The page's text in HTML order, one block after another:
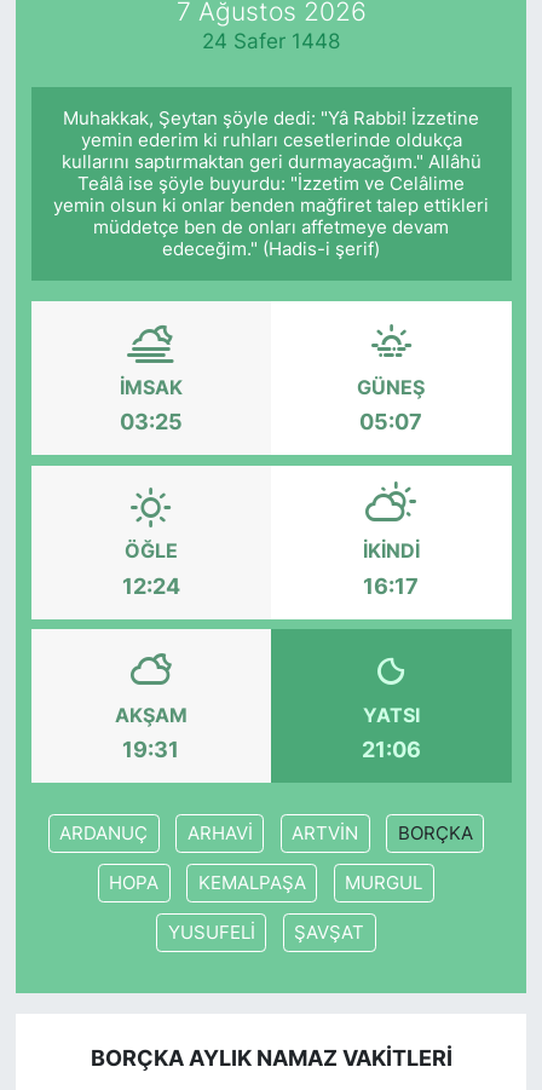
7 Ağustos 2026
24 Safer 1448
Muhakkak, Şeytan şöyle dedi: "Yâ Rabbi! İzzetine
yemin ederim ki ruhları cesetlerinde oldukça
kullarını saptırmaktan geri durmayacağım." Allâhü
Teâlâ ise şöyle buyurdu: "İzzetim ve Celâlime
yemin olsun ki onlar benden mağfiret talep ettikleri
müddetçe ben de onları affetmeye devam
edeceğim." (Hadis-i şerif)
İMSAK
03:25
GÜNEŞ
05:07
ÖĞLE
12:24
İKINDI
16:17
AKŞAM
19:31
YATSI
21:06
ARDANUÇ ARHAVİ ARTVİN BORÇKA
HOPA KEMALPAŞA MURGUL
YUSUFELİ ŞAVŞAT
BORÇKA AYLIK NAMAZ VAKITLERI
KÖŞE YAZILARI
KÖŞE YAZILARI (Arşiv)
KÜLTÜR SANAT
MAGAZİN
SAĞLIK
SARIYER HABERLERİ
SEKTÖR
SİYASET
SON DAKİKA HABERİ
SPOR
TEKNOLOJİ
TÜRKİYE VE DÜNYA GÜNDEMİ
VİDEO GALERİ